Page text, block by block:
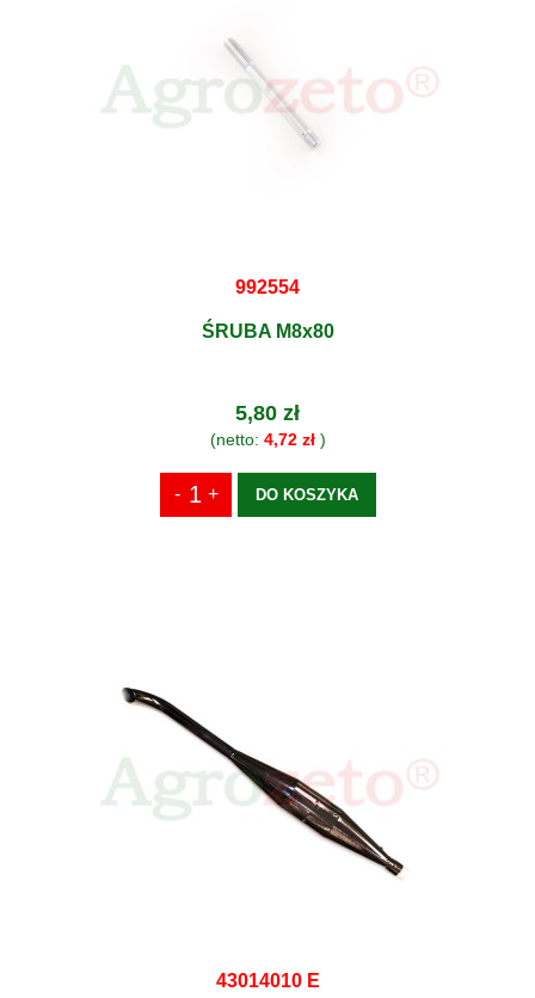
992554
ŚRUBA M8x80
5,80 zł
(netto: 4,72 zł)
DO KOSZYKA
43014010 E